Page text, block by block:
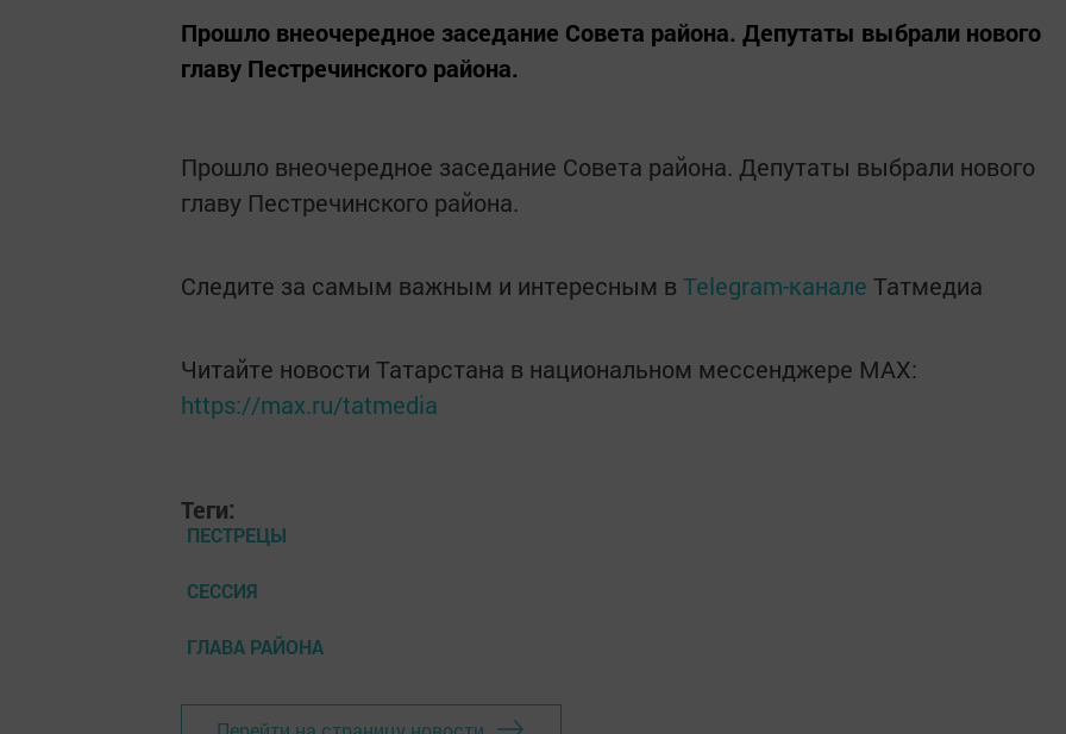
Прошло внеочередное заседание Совета района. Депутаты выбрали нового
главу Пестречинского района.
Прошло внеочередное заседание Совета района. Депутаты выбрали нового
главу Пестречинского района.
Следите за самым важным и интересным в Telegram-канале Татмедиа
Читайте новости Татарстана в национальном мессенджере MАХ:
https://max.ru/tatmedia
Теги:
ПЕСТРЕЦЫ
СЕССИЯ
ГЛАВА РАЙОНА